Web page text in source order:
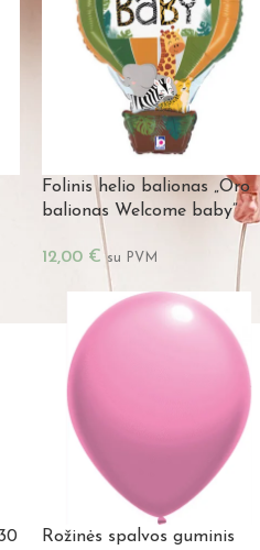
Folinis helio balionas „Oro
balionas Welcome baby”
12,00 € su PVM
Rožinės spalvos guminis